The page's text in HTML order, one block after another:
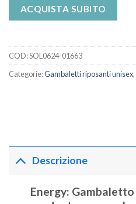
ACQUISTA SUBITO
COD:SOL0624-01663
Categorie:Gambaletti riposanti unisex,
Descrizione
Energy: